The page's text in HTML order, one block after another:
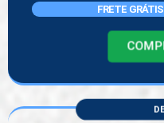
FRETE